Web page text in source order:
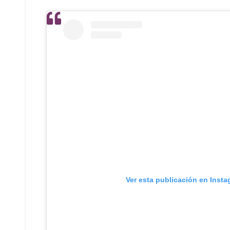
Ver esta publicación en